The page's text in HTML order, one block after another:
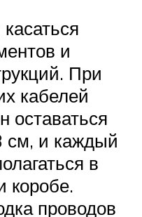
и
При
кабелей
оставаться
см, и каждый
в
коробе.
проводов